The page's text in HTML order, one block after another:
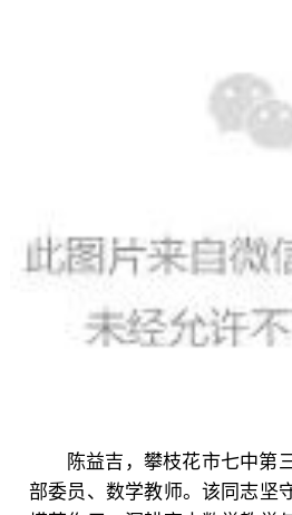
陈益吉，攀枝花市七中第
部委员、数学教师。该同志坚